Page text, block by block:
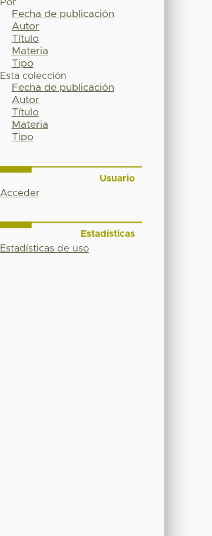
Por
Fecha de publicación
Autor
Título
Materia
Tipo
Esta colección
Fecha de publicación
Autor
Título
Materia
Tipo
Usuario
Acceder
Estadísticas
Estadísticas de uso